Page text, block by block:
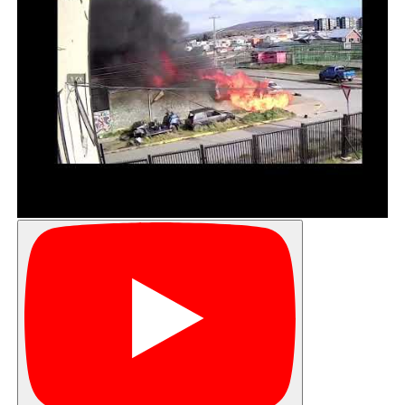
Respecto a las características y plazos del proyecto, el
Director Regional (S) del SERVIU, Omar González Asenjo,
explicó que es una edificación de más de 220 metros
cuadrados, en un piso, que va a tener salas de relevancia
para las agrupaciones y para los vecinos de la comuna,
multiusos y para actividades productivas, en este caso
también cuenta con una sala de primeros auxilios y
la ubicación geográfica de la Villa Punta Delgada.
La obra llevada a cabo por el Ministerio de Vivienda y
Urbanismo, cuenta con el patrocinio de tres
organizaciones sociales de la comuna, cuya demanda fue
organizada a través del Municipio de San Gregorio
La alcaldesa Jeannette Andrade Ruiz, señaló que “para
nosotros es muy importante, porque con esto damos